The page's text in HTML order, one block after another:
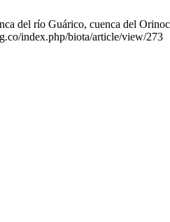
del río Guárico, cuenca del
index.php/biota/article/view/273